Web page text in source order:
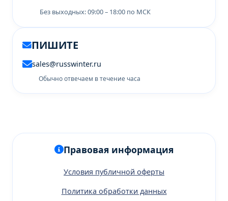
Без выходных: 09:00 – 18:00 по МСК
ПИШИТЕ
sales@russwinter.ru
Обычно отвечаем в течение часа
Правовая информация
Условия публичной оферты
Политика обработки данных